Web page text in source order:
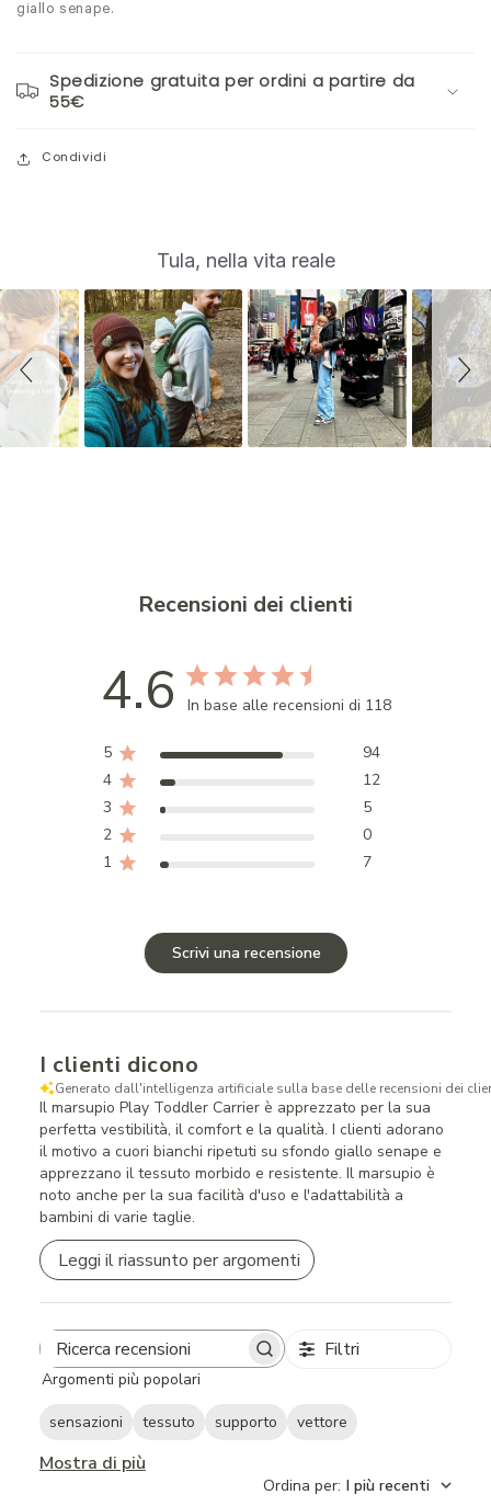
giallo senape.
Spedizione gratuita per ordini a partire da
55€
Condividi
i
d
e
s
h
o
Tula, nella vita reale
Recensioni dei clienti
4.6 In base alle recensioni di 118
5
94
4
12
3
5
2
0
1
7
Scrivi una recensione
I clienti dicono
Generato dall'intelligenza artificiale sulla base delle recensioni dei
Il marsupio Play Toddler Carrier è apprezzato per la sua
perfetta vestibilità, il comfort e la qualità. I clienti adorano
il motivo a cuori bianchi ripetuti su sfondo giallo senape e
apprezzano il tessuto morbido e resistente. Il marsupio è
noto anche per la sua facilità d'uso e l'adattabilità a
bambini di varie taglie.
Leggi il riassunto per argomenti
Search
reviews
Filtri
Argomenti più popolari
sensazioni tessuto supporto vettore
Mostra di più
Ordina per: I più recenti